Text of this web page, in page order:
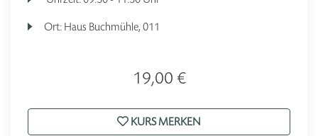
Ort: Haus Buchmühle, 011
19,00 €
KURS MERKEN